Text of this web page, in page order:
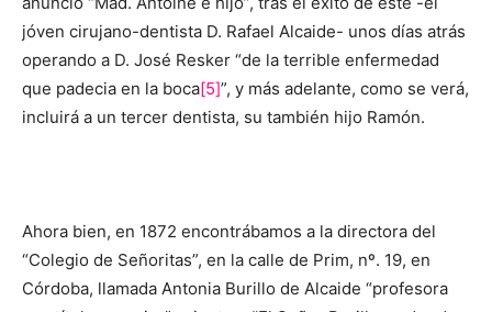
jóven cirujano-dentista D. Rafael Alcaide- unos días atrás
operando a D. José Resker “de la terrible enfermedad
que padecia en la boca[5]”, y más adelante, como se verá,
incluirá a un tercer dentista, su también hijo Ramón.
Ahora bien, en 1872 encontrábamos a la directora del
“Colegio de Señoritas”, en la calle de Prim, nº. 19, en
Córdoba, llamada Antonia Burillo de Alcaide “profesora